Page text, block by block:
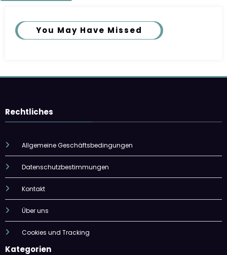
You May Have Missed
Rechtliches
Allgemeine Geschäftsbedingungen
Datenschutzbestimmungen
Kontakt
Über uns
Cookies und Tracking
Kategorien